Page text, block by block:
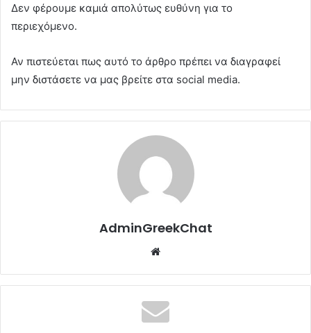
Δεν φέρουμε καμιά απολύτως ευθύνη για το
περιεχόμενο.
Αν πιστεύεται πως αυτό το άρθρο πρέπει να διαγραφεί
μην διστάσετε να μας βρείτε στα social media.
AdminGreekChat